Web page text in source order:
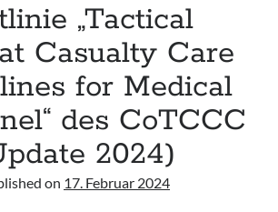
„Tactical
Casualty Care
for Medical
des CoTCCC
2024)
on 17. Februar 2024